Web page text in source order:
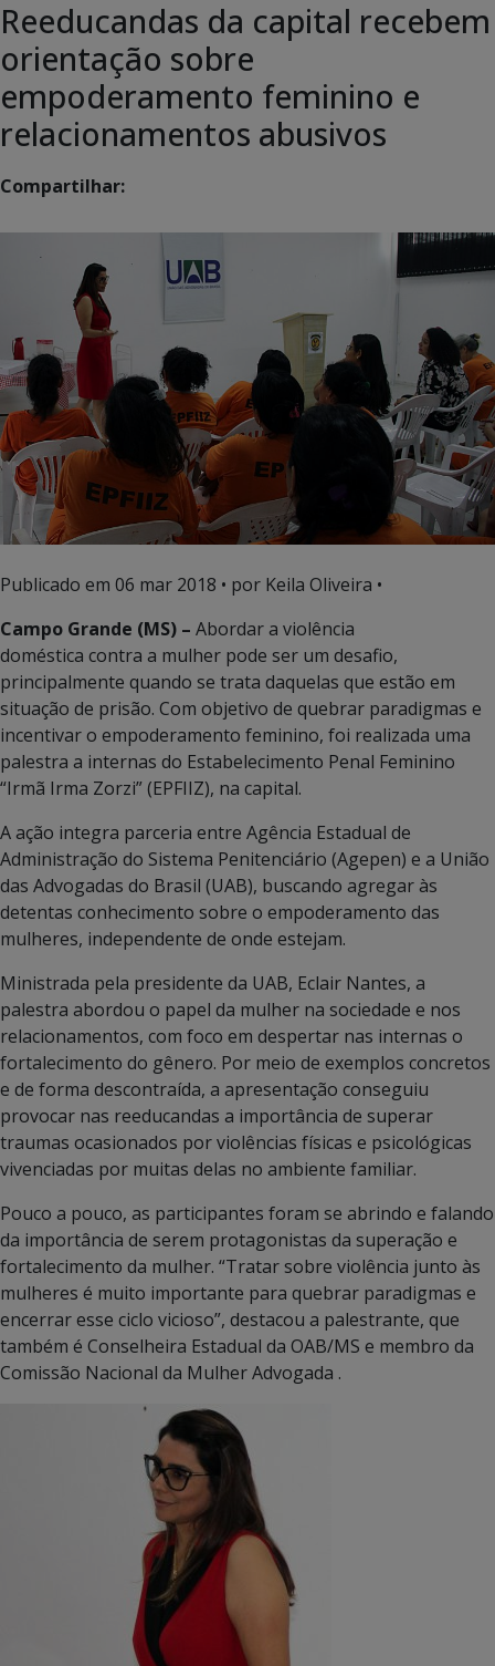
Reeducandas da capital recebem
orientação sobre
empoderamento feminino e
relacionamentos abusivos
Compartilhar:
Publicado em 06 mar 2018 • por Keila Oliveira •
Campo Grande (MS) – Abordar a violência
doméstica contra a mulher pode ser um desafio,
principalmente quando se trata daquelas que estão em
situação de prisão. Com objetivo de quebrar paradigmas e
incentivar o empoderamento feminino, foi realizada uma
palestra a internas do Estabelecimento Penal Feminino
“Irmã Irma Zorzi” (EPFIIZ), na capital.
A ação integra parceria entre Agência Estadual de
Administração do Sistema Penitenciário (Agepen) e a União
das Advogadas do Brasil (UAB), buscando agregar às
detentas conhecimento sobre o empoderamento das
mulheres, independente de onde estejam.
Ministrada pela presidente da UAB, Eclair Nantes, a
palestra abordou o papel da mulher na sociedade e nos
relacionamentos, com foco em despertar nas internas o
fortalecimento do gênero. Por meio de exemplos concretos
e de forma descontraída, a apresentação conseguiu
provocar nas reeducandas a importância de superar
traumas ocasionados por violências físicas e psicológicas
vivenciadas por muitas delas no ambiente familiar.
Pouco a pouco, as participantes foram se abrindo e falando
da importância de serem protagonistas da superação e
fortalecimento da mulher. “Tratar sobre violência junto às
mulheres é muito importante para quebrar paradigmas e
encerrar esse ciclo vicioso”, destacou a palestrante, que
também é Conselheira Estadual da OAB/MS e membro da
Comissão Nacional da Mulher Advogada .